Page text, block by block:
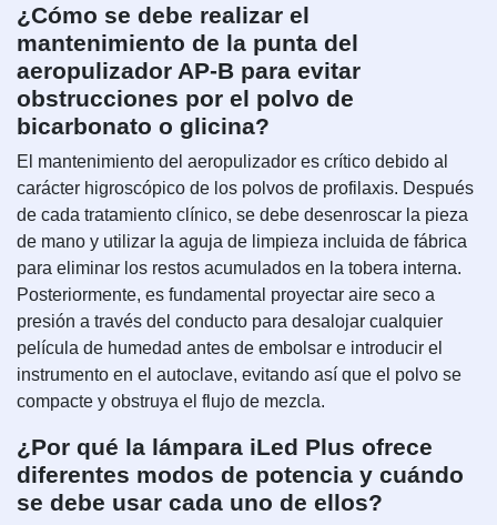
¿Cómo se debe realizar el
mantenimiento de la punta del
aeropulizador AP-B para evitar
obstrucciones por el polvo de
bicarbonato o glicina?
El mantenimiento del aeropulizador es crítico debido al
carácter higroscópico de los polvos de profilaxis. Después
de cada tratamiento clínico, se debe desenroscar la pieza
de mano y utilizar la aguja de limpieza incluida de fábrica
para eliminar los restos acumulados en la tobera interna.
Posteriormente, es fundamental proyectar aire seco a
presión a través del conducto para desalojar cualquier
película de humedad antes de embolsar e introducir el
instrumento en el autoclave, evitando así que el polvo se
compacte y obstruya el flujo de mezcla.
¿Por qué la lámpara iLed Plus ofrece
diferentes modos de potencia y cuándo
se debe usar cada uno de ellos?